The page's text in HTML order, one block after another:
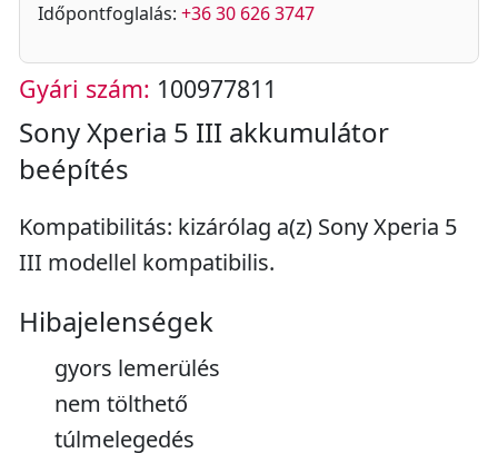
Időpontfoglalás: +36 30 626 3747
Gyári szám: 100977811
Sony Xperia 5 III akkumulátor
beépítés
Kompatibilitás: kizárólag a(z) Sony Xperia 5
III modellel kompatibilis.
Hibajelenségek
gyors lemerülés
nem tölthető
túlmelegedés